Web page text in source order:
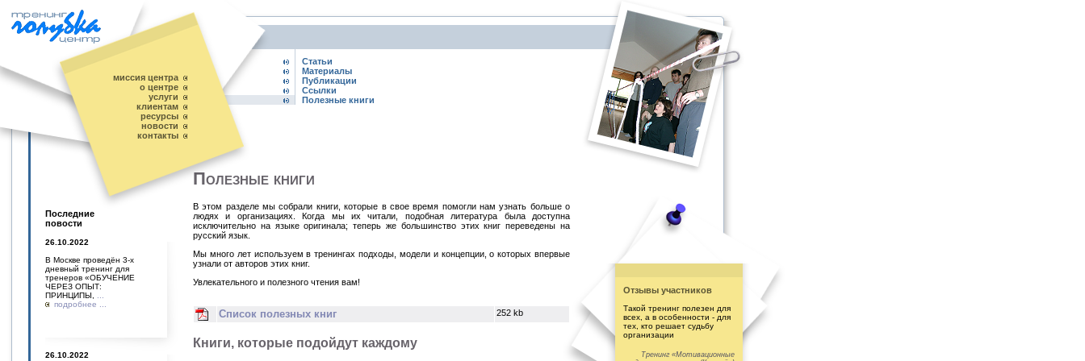
Статьи
Материалы
Публикации
Ссылки
Полезные книги
Последние
повости
26.10.2022
В Москве проведён 3-х
дневный тренинг для
тренеров «ОБУЧЕНИЕ
ЧЕРЕЗ ОПЫТ:
ПРИНЦИПЫ,
подробнее ...
26.10.2022
Полезные книги
В этом разделе мы собрали книги, которые в свое время помогли нам узнать больше о
людях и организациях. Когда мы их читали, подобная литература была доступна
исключительно на языке оригинала; теперь же большинство этих книг переведены на
русский язык.
Мы много лет используем в тренингах подходы, модели и концепции, о которых впервые
узнали от авторов этих книг.
Увлекательного и полезного чтения вам!
Список полезных книг 252 kb
Книги, которые подойдут каждому
миссия центра
о центре
услуги
клиентам
ресурсы
новости
контакты
Отзывы участников
Такой тренинг полезен для
всех, а в особенности - для
тех, кто решает судьбу
организации
Тренинг «Мотивационные